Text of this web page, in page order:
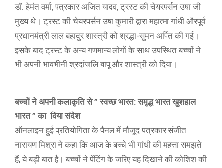
डॉ. हेमंत वर्मा, पत्रकार अजित यादव, ट्रस्ट की चेयरपर्सन उषा जी
मुख्य थे। ट्रस्ट की चेयरपर्सन उषा कुमारी द्वारा महात्मा गांधी औरपूर्व
प्रधानमंत्री लाल बहादुर शास्त्री को श्रद्धा-सुमन अर्पित की गई।
इसके बाद ट्रस्ट के अन्य गणमान्य लोगों के साथ उपस्थित बच्चों ने
भी अपनी भावभीनी श्रदांजलि बापू और शास्त्री को दिया।
बच्चों ने अपनी कलाकृति से ” स्वच्छ भारत: समृद्ध भारत खुशहाल
भारत ” का दिया संदेश
ऑनलाइन हुई प्रतियोगिता के पैनल में मौजूद पत्रकार संजीत
नारायण मिश्रा ने कहा कि आज के बच्चे भी गांधी की महत्ता समझते
हैं, ये बड़ी बात है। बच्चों ने पेंटिंग के जरिए यह दिखाने की कोशिश की